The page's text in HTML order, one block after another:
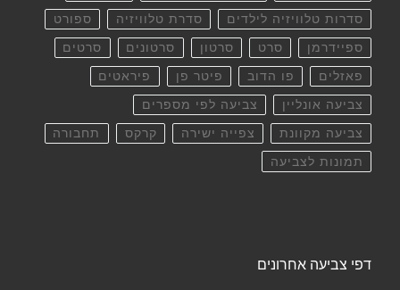
סדרות טלוויזיה לילדים סדרת טלוויזיה ספורט
ספיידרמן סרט סרטון סרטונים סרטים
פאזלים פו הדוב פיטר פן פיראטים
צביעה אונליין צביעה לפי מספרים
צביעה מקוונת צפייה ישירה קרקס תחבורה
תמונות לצביעה
דפי צביעה אחרונים